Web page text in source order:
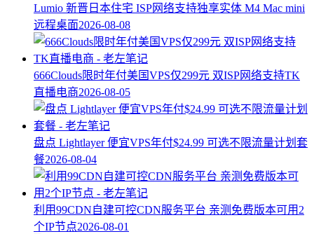
Lumio 新晋日本住宅 ISP网络支持独享实体 M4 Mac mini
远程桌面2026-08-08
666Clouds限时年付美国VPS仅299元 双ISP网络支持TK
直播电商2026-08-05
盘点 Lightlayer 便宜VPS年付$24.99 可选不限流量计划套
餐2026-08-04
利用99CDN自建可控CDN服务平台 亲测免费版本可用2
个IP节点2026-08-01